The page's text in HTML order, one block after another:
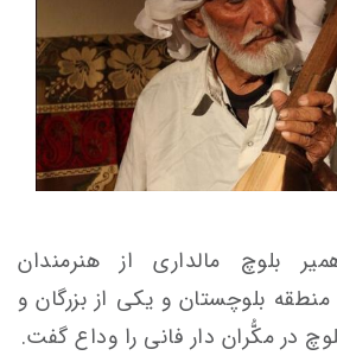
بلوچ مالداریاز هنرمندان
بلوچستان و یکی از بزرگان و
در مکُّران دار فانی را وداع گفت.